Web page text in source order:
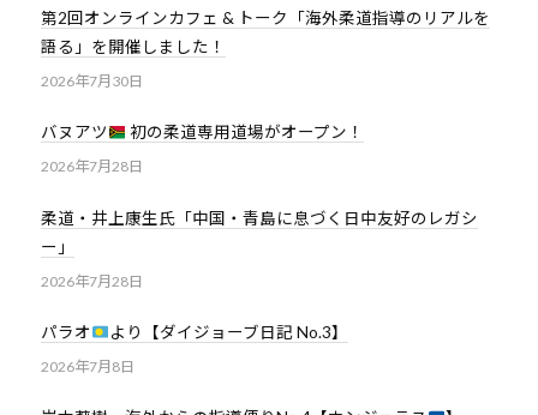
第2回オンラインカフェ & トーク「海外柔道指導のリアルを
語る」を開催しました！
2026年7月30日
バヌアツ 初の柔道専用道場がオープン！
2026年7月28日
柔道・井上康生氏「中国・青島に息づく日中友好のレガシ
ー」
2026年7月28日
パラオ より【ダイジョーブ日記 No.3】
2026年7月8日